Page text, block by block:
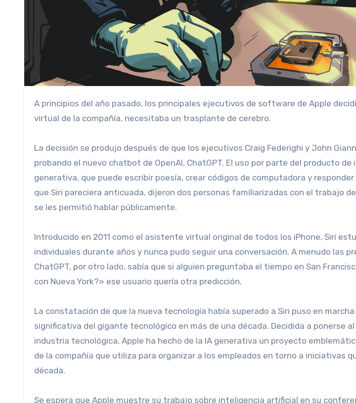
A principios del año pasado, los principales ejecutivos de software de Apple decidieron que Siri, el asistente
virtual de la compañía, necesitaba un trasplante de cerebro.
La decisión se produjo después de que los ejecutivos Craig Federighi y John
probando el nuevo chatbot de OpenAI, ChatGPT. El uso por parte del producto
generativa, que puede escribir poesía, crear códigos de computadora y
que Siri pareciera anticuada, dijeron dos personas familiarizadas con el trabajo
se les permitió hablar públicamente.
Introducido en 2011 como el asistente virtual original de todos los iPhone, Siri
individuales durante años y nunca pudo seguir una conversación. A menudo las
ChatGPT, por otro lado, sabía que si alguien preguntaba el tiempo en San
con Nueva York?» ese usuario quería otra predicción.
La constatación de que la nueva tecnología había superado a Siri puso en
significativa del gigante tecnológico en más de una década. Decidida a ponerse al
industria tecnológica, Apple ha hecho de la IA generativa un proyecto
de la compañía que utiliza para organizar a los empleados en torno a iniciativas
década.
Se espera que Apple muestre su trabajo sobre inteligencia artificial en su conferencia anual de desarrolladores